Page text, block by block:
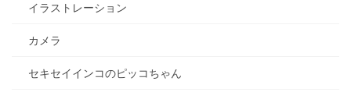
イラストレーション
カメラ
セキセイインコのピッコちゃん